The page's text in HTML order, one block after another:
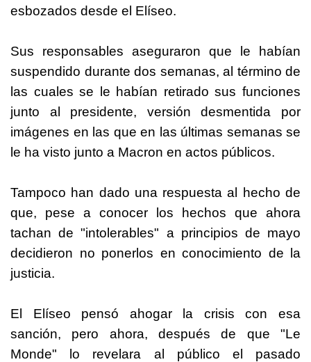
esbozados desde el Elíseo.
Sus responsables aseguraron que le habían
suspendido durante dos semanas, al término de
las cuales se le habían retirado sus funciones
junto al presidente, versión desmentida por
imágenes en las que en las últimas semanas se
le ha visto junto a Macron en actos públicos.
Tampoco han dado una respuesta al hecho de
que, pese a conocer los hechos que ahora
tachan de "intolerables" a principios de mayo
decidieron no ponerlos en conocimiento de la
justicia.
El Elíseo pensó ahogar la crisis con esa
sanción, pero ahora, después de que "Le
Monde" lo revelara al público el pasado